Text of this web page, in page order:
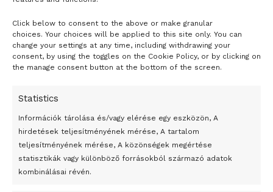
Click below to consent to the above or make granular
choices. Your choices will be applied to this site only. You can
change your settings at any time, including withdrawing your
consent, by using the toggles on the Cookie Policy, or by clicking on
the manage consent button at the bottom of the screen.
Statistics
Információk tárolása és/vagy elérése egy eszközön, A
hirdetések teljesítményének mérése, A tartalom
teljesítményének mérése, A közönségek megértése
statisztikák vagy különböző forrásokból származó adatok
kombinálásai révén.
végéig – idézi a közlemény Vigh Andrea rektor szavait.
A Zeneakadémia saját szervezésű eseményeinek új
időpontjáról, a bérletes cserehangversenyek
zeneakademia.hu portálon folyamatosan frissülő
információkat találnak az érdeklődők.
MTI -Fotó és Videó / Zeneakadémia Facebook oldala
Tags: kapható Őszi bérlet
- H I R D E T É S -